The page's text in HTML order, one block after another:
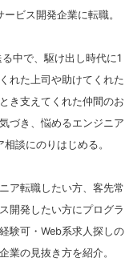
ビス開発企業に転職。
中で、駆け出し時代に1
れた上司や助けてくれた
き支えてくれた仲間のお
づき、悩めるエンジニア
談にのりはじめる。
ア転職したい方、客先常
開発したい方にプログラ
験可・Web系求人探しの
業の見抜き方を紹介。